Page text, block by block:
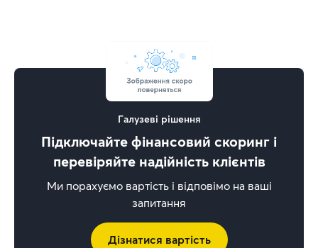
Галузеві рішення
Підключайте фінансовий скоринг і
перевіряйте надійність клієнтів
Ми порахуємо вартість і відповімо на ваші
запитання
Дізнатися вартість